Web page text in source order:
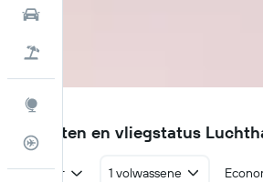
Vluchtstatus info
MVP
Vluchten en vliegstatus
Retour 1 volwassene